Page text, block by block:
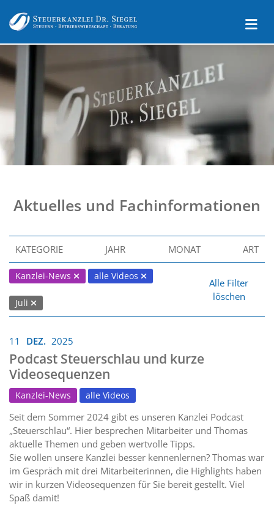
Aktuelles und Fachinformationen
KATEGORIE JAHR MONAT ART
Kanzlei-News alle Videos
Juli
Alle Filter
löschen
11 DEZ. 2025
Podcast Steuerschlau und kurze
Videosequenzen
Kanzlei-News alle Videos
Seit dem Sommer 2024 gibt es unseren Kanzlei Podcast
„Steuerschlau“. Hier besprechen Mitarbeiter und Thomas
aktuelle Themen und geben wertvolle Tipps.
Sie wollen unsere Kanzlei besser kennenlernen? Thomas war
im Gespräch mit drei Mitarbeiterinnen, die Highlights haben
wir in kurzen Videosequenzen für Sie bereit gestellt. Viel
Spaß damit!